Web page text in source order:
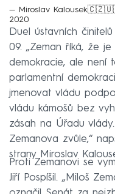
— Miroslav
2020
Duel ústavních
09. „Zeman říká, že
demokracie, ale není
parlamentní
jmenovat vládu
vládu kámošů bez
zásah na Úřadu
Zemanova zvůle,“
strany Miroslav
Proti Zemanovi se
Jiří Pospíšil. „Miloš